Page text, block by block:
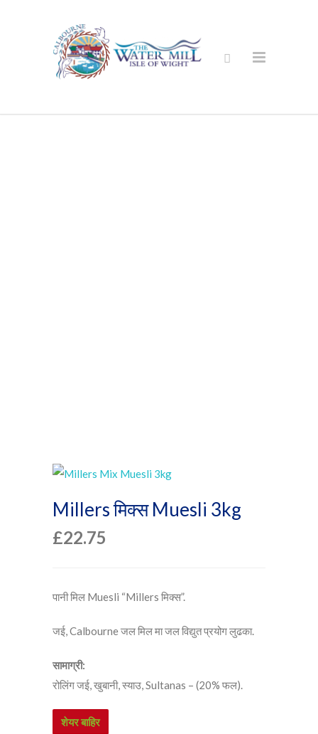
Millers मिक्स Muesli 3kg
£22.75
पानी मिल Muesli “Millers मिक्स”.
जई, Calbourne जल मिल मा जल विद्युत प्रयोग लुढका.
सामाग्री:
रोलिंग जई, खुबानी, स्याउ, Sultanas – (20% फल).
शेयर बाहिर